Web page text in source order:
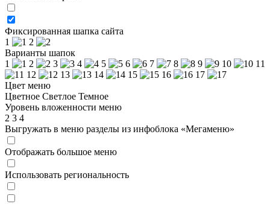
Фиксированная шапка сайта
1
2
Варианты шапок
1
2 3 4 5 6 7 8 9 10
11
12
13 14 15 16
17
Цвет меню
Цветное Светлое Темное
Уровень вложенности меню
2 3 4
Выгружать в меню разделы из инфоблока «Мегаменю»
Отображать большое меню
Использовать региональность